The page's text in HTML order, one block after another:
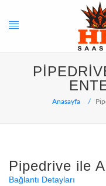
Toggle
navigation
Anasayfa
Pipedrive ile
Bağlantı Detayları